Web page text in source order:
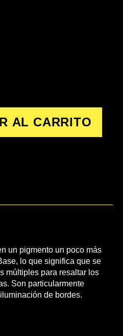
AL CARRITO
un pigmento un poco más
lo que significa que se
múltiples para resaltar los
Son particularmente
de bordes.